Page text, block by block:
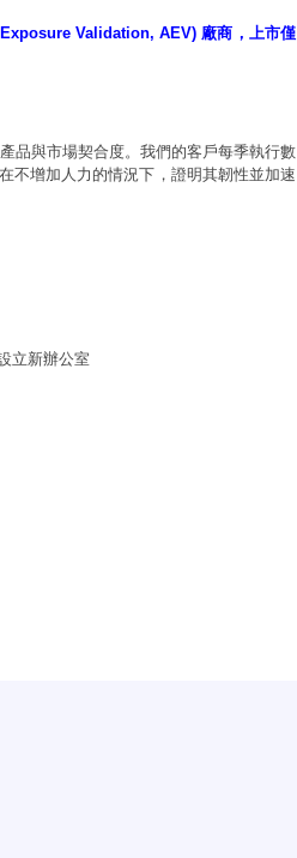
Validation, AEV) 廠商，上市僅
品與市場契合度。我們的客戶每季執行數
不增加人力的情況下，證明其韌性並加速
立新辦公室